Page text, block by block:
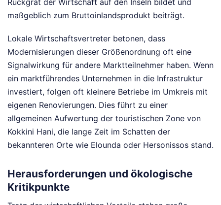
Rückgrat der Wirtschaft auf den Inseln bildet und
maßgeblich zum Bruttoinlandsprodukt beiträgt.
Lokale Wirtschaftsvertreter betonen, dass
Modernisierungen dieser Größenordnung oft eine
Signalwirkung für andere Marktteilnehmer haben. Wenn
ein marktführendes Unternehmen in die Infrastruktur
investiert, folgen oft kleinere Betriebe im Umkreis mit
eigenen Renovierungen. Dies führt zu einer
allgemeinen Aufwertung der touristischen Zone von
Kokkini Hani, die lange Zeit im Schatten der
bekannteren Orte wie Elounda oder Hersonissos stand.
Herausforderungen und ökologische
Kritikpunkte